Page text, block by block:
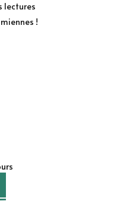
lectures
!